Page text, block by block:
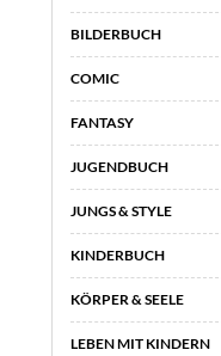
BILDERBUCH
COMIC
FANTASY
JUGENDBUCH
JUNGS & STYLE
KINDERBUCH
KÖRPER & SEELE
LEBEN MIT KINDERN